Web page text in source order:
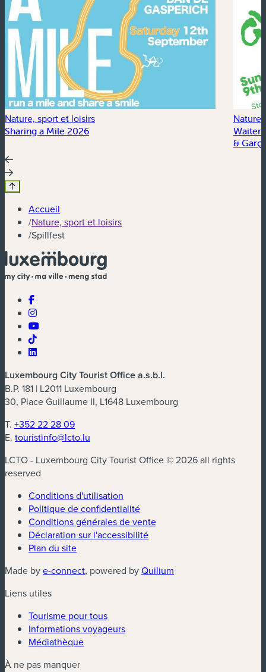
Nature, sport et loisirs
Sharing a Mile 2026
&
Accueil
/Nature, sport et loisirs
/Spillfest
Luxembourg City Tourist Office a.s.b.l.
B.P. 181 | L2011 Luxembourg
30, Place Guillaume II, L1648 Luxembourg
T. +352 22 28 09
E. touristinfo@lcto.lu
LCTO - Luxembourg City Tourist Office © 2026 all rights
reserved
Conditions d'utilisation
Politique de confidentialité
Conditions générales de vente
Déclaration sur l'accessibilité
Plan du site
Made bye-connect(nouvelle fenêtre)
, powered byQuilium
Liens utiles
Tourisme pour tous
Informations voyageurs
Médiathèque
À ne pas manquer